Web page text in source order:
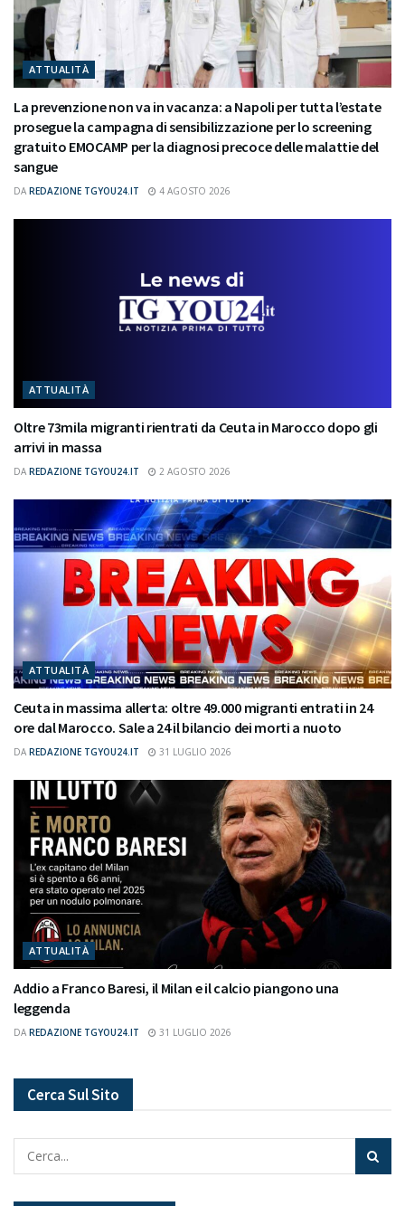
ATTUALITÀ
La prevenzione non va in vacanza: a Napoli per tutta l’estate
prosegue la campagna di sensibilizzazione per lo screening
gratuito EMOCAMP per la diagnosi precoce delle malattie del
sangue
DA REDAZIONE TGYOU24.IT 4 AGOSTO 2026
ATTUALITÀ
Oltre 73mila migranti rientrati da Ceuta in Marocco dopo gli
arrivi in massa
DA REDAZIONE TGYOU24.IT 2 AGOSTO 2026
ATTUALITÀ
Ceuta in massima allerta: oltre 49.000 migranti entrati in 24
ore dal Marocco. Sale a 24 il bilancio dei morti a nuoto
DA REDAZIONE TGYOU24.IT 31 LUGLIO 2026
ATTUALITÀ
Addio a Franco Baresi, il Milan e il calcio piangono una
leggenda
DA REDAZIONE TGYOU24.IT 31 LUGLIO 2026
Cerca Sul Sito